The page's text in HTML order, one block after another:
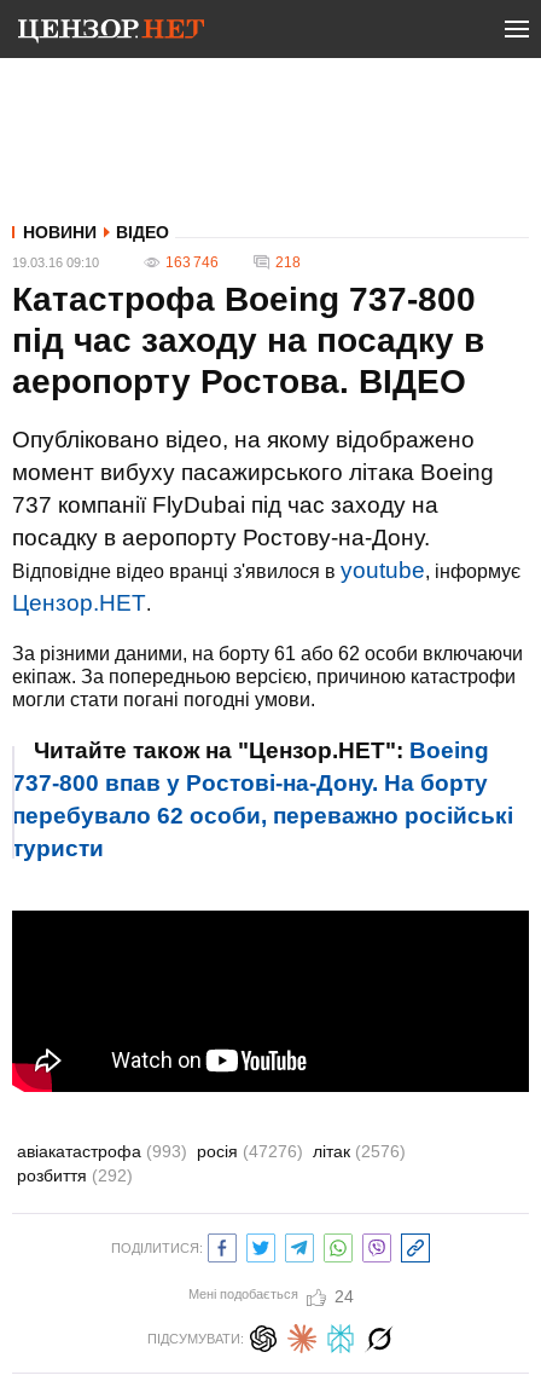
НОВИНИ ВІДЕО
19.03.16 09:10 163 746 218
Катастрофа Boeing 737-800
під час заходу на посадку в
аеропорту Ростова. ВІДЕО
Опубліковано відео, на якому відображено
момент вибуху пасажирського літака Boeing
737 компанії FlyDubai під час заходу на
посадку в аеропорту Ростову-на-Дону.
Відповідне відео вранці з'явилося в youtube, інформує
Цензор.НЕТ.
За різними даними, на борту 61 або 62 особи включаючи
екіпаж. За попередньою версією, причиною катастрофи
могли стати погані погодні умови.
Читайте також на "Цензор.НЕТ": Boeing
737-800 впав у Ростові-на-Дону. На борту
перебувало 62 особи, переважно російські
туристи
авіакатастрофа (993) росія (47276) літак (2576)
розбиття (292)
ПОДІЛИТИСЯ:
Мені подобається 24
ПІДСУМУВАТИ: